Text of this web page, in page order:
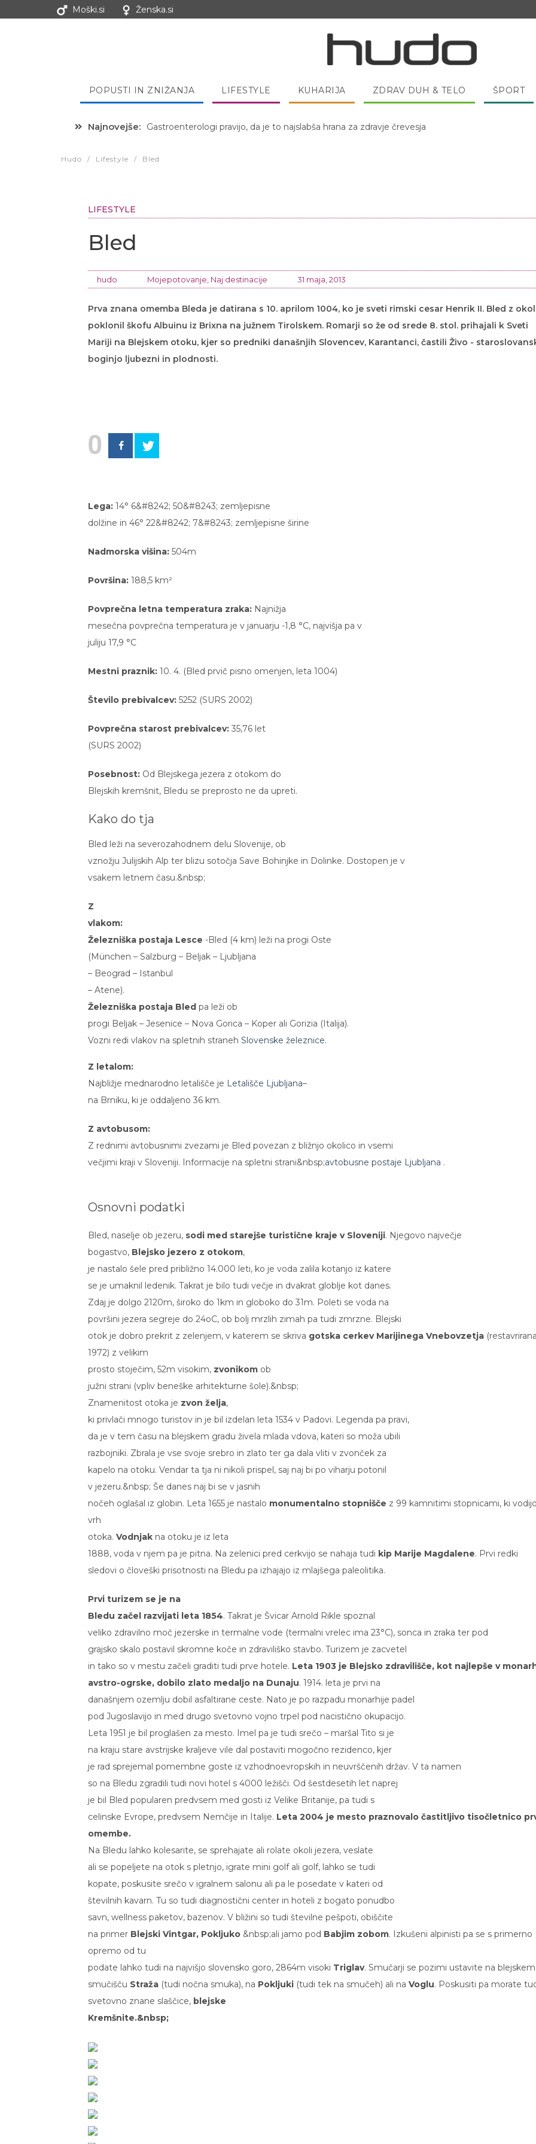
Moški.si Ženska.si
POPUSTI IN ZNIŽANJA LIFESTYLE KUHARIJA ZDRAV DUH & TELO ŠPORT
Najnovejše: Hibernacijska dieta: Zakaj je pred spanjem dobro pojesti žlico medu?
Hudo / Lifestyle / Bled
LIFESTYLE
Bled
hudo Mojepotovanje Naj destinacije 31 maja, 2013
Prva znana omemba Bleda je datirana s 10. aprilom 1004, ko je sveti rimski cesar Henrik II. Bled z
poklonil škofu Albuinu iz Brixna na južnem Tirolskem. Romarji so že od srede 8. stol. prihajali k Sveti
Mariji na Blejskem otoku, kjer so predniki današnjih Slovencev, Karantanci, častili Živo -
boginjo ljubezni in plodnosti.
0
Lega: 14° 6&#8242; 50&#8243; zemljepisne
dolžine in 46° 22&#8242; 7&#8243; zemljepisne širine
Nadmorska višina: 504m
Površina: 188,5 km²
Povprečna letna temperatura zraka: Najnižja
mesečna povprečna temperatura je v januarju -1,8 °C, najvišja pa v
juliju 17,9 °C
Mestni praznik: 10. 4. (Bled prvič pisno omenjen, leta 1004)
Število prebivalcev: 5252 (SURS 2002)
Povprečna starost prebivalcev: 35,76 let
(SURS 2002)
Posebnost: Od Blejskega jezera z otokom do
Blejskih kremšnit, Bledu se preprosto ne da upreti.
Kako do tja
Bled leži na severozahodnem delu Slovenije, ob
vznožju Julijskih Alp ter blizu sotočja Save Bohinjke in Dolinke. Dostopen je v
vsakem letnem času.&nbsp;
Z
vlakom:
Železniška postaja Lesce -Bled (4 km) leži na progi Oste
(München – Salzburg – Beljak – Ljubljana
– Beograd – Istanbul
– Atene).
Železniška postaja Bled pa leži ob
progi Beljak – Jesenice – Nova Gorica – Koper ali Gorizia (Italija).
Vozni redi vlakov na spletnih straneh Slovenske železnice.
Z letalom:
Najbližje mednarodno letališče je Letališče Ljubljana–
na Brniku, ki je oddaljeno 36 km.
Z avtobusom:
Z rednimi avtobusnimi zvezami je Bled povezan z bližnjo okolico in vsemi
večjimi kraji v Sloveniji. Informacije na spletni strani&nbsp;avtobusne postaje Ljubljana .
Osnovni podatki
Bled, naselje ob jezeru, sodi med starejše turistične kraje v Sloveniji. Njegovo največje
bogastvo, Blejsko jezero z otokom,
je nastalo šele pred približno 14.000 leti, ko je voda zalila kotanjo iz katere
se je umaknil ledenik. Takrat je bilo tudi večje in dvakrat globlje kot danes.
Zdaj je dolgo 2120m, široko do 1km in globoko do 31m. Poleti se voda na
površini jezera segreje do 24oC, ob bolj mrzlih zimah pa tudi zmrzne. Blejski
otok je dobro prekrit z zelenjem, v katerem se skriva gotska cerkev Marijinega Vnebovzetja
1972) z velikim
prosto stoječim, 52m visokim, zvonikom ob
južni strani (vpliv beneške arhitekturne šole).&nbsp;
Znamenitost otoka je zvon želja,
ki privlači mnogo turistov in je bil izdelan leta 1534 v Padovi. Legenda pa pravi,
da je v tem času na blejskem gradu živela mlada vdova, kateri so moža ubili
razbojniki. Zbrala je vse svoje srebro in zlato ter ga dala vliti v zvonček za
kapelo na otoku. Vendar ta tja ni nikoli prispel, saj naj bi po viharju potonil
v jezeru.&nbsp; Še danes naj bi se v jasnih
nočeh oglašal iz globin. Leta 1655 je nastalo monumentalno stopnišče z 99 kamnitimi stopnicami, ki
vrh
otoka. Vodnjak na otoku je iz leta
1888, voda v njem pa je pitna. Na zelenici pred cerkvijo se nahaja tudi kip Marije Magdalene. Prvi redki
sledovi o človeški prisotnosti na Bledu pa izhajajo iz mlajšega paleolitika.
Prvi turizem se je na
Bledu začel razvijati leta 1854. Takrat je Švicar Arnold Rikle spoznal
veliko zdravilno moč jezerske in termalne vode (termalni vrelec ima 23°C), sonca in zraka ter pod
grajsko skalo postavil skromne koče in zdraviliško stavbo. Turizem je zacvetel
in tako so v mestu začeli graditi tudi prve hotele. Leta 1903 je Blejsko zdravilišče, kot najlepše v
avstro-ogrske, dobilo zlato medaljo na Dunaju. 1914. leta je prvi na
današnjem ozemlju dobil asfaltirane ceste. Nato je po razpadu monarhije padel
pod Jugoslavijo in med drugo svetovno vojno trpel pod nacistično okupacijo.
Leta 1951 je bil proglašen za mesto. Imel pa je tudi srečo – maršal Tito si je
na kraju stare avstrijske kraljeve vile dal postaviti mogočno rezidenco, kjer
je rad sprejemal pomembne goste iz vzhodnoevropskih in neuvrščenih držav. V ta namen
so na Bledu zgradili tudi novi hotel s 4000 ležišči. Od šestdesetih let naprej
je bil Bled popularen predvsem med gosti iz Velike Britanije, pa tudi s
celinske Evrope, predvsem Nemčije in Italije. Leta 2004 je mesto praznovalo častitljivo tisočletnico
omembe.
Na Bledu lahko kolesarite, se sprehajate ali rolate okoli jezera, veslate
ali se popeljete na otok s pletnjo, igrate mini golf ali golf, lahko se tudi
kopate, poskusite srečo v igralnem salonu ali pa le posedate v kateri od
številnih kavarn. Tu so tudi diagnostični center in hoteli z bogato ponudbo
savn, wellness paketov, bazenov. V bližini so tudi številne pešpoti, obiščite
na primer Blejski Vintgar, Pokljuko &nbsp;ali jamo pod Babjim zobom. Izkušeni alpinisti pa se s primerno
opremo od tu
podate lahko tudi na najvišjo slovensko goro, 2864m visoki Triglav. Smučarji se pozimi ustavite na blejskem
smučišču Straža (tudi nočna smuka), na Pokljuki (tudi tek na smučeh) ali na Voglu. Poskusiti pa morate
svetovno znane slaščice, blejske
Kremšnite.&nbsp;